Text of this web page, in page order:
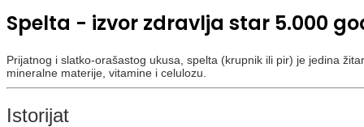
Spelta - izvor zdravlja star 5.000
Prijatnog i slatko-orašastog ukusa, spelta (krupnik ili pir) je jedina
mineralne materije, vitamine i celulozu.
Istorijat